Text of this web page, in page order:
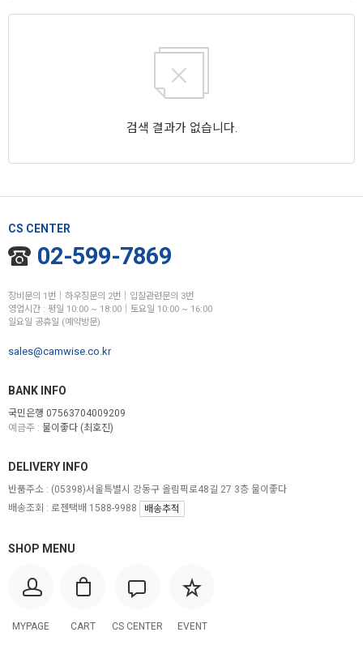
검색 결과가 없습니다.
CS CENTER
02-599-7869
장비문의 1번│하우징문의 2번│입찰관련문의 3번
영업시간 : 평일 10:00 ~ 18:00│토요일 10:00 ~ 16:00
일요일 공휴일 (예약방문)
sales@camwise.co.kr
BANK INFO
국민은행 07563704009209
예금주 : 물이좋다 (최호진)
SHOP MENU
MYPAGE CART CS CENTER EVENT
DELIVERY INFO
반품주소 : (05398)서울특별시 강동구 올림픽로48길 27 3층 물이좋다
배송조회 : 로젠택배 1588-9988
배송추적